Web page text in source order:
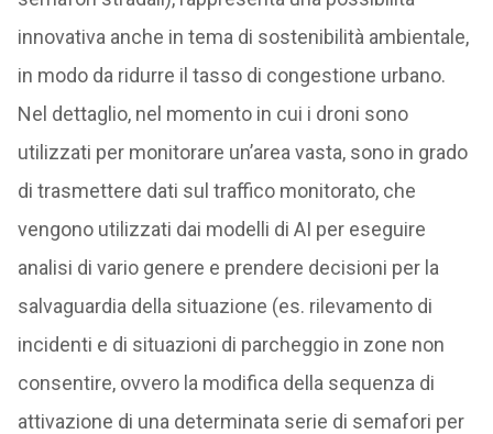
innovativa anche in tema di sostenibilità ambientale,
in modo da ridurre il tasso di congestione urbano.
Nel dettaglio, nel momento in cui i droni sono
utilizzati per monitorare un’area vasta, sono in grado
di trasmettere dati sul traffico monitorato, che
vengono utilizzati dai modelli di AI per eseguire
analisi di vario genere e prendere decisioni per la
salvaguardia della situazione (es. rilevamento di
incidenti e di situazioni di parcheggio in zone non
consentire, ovvero la modifica della sequenza di
attivazione di una determinata serie di semafori per